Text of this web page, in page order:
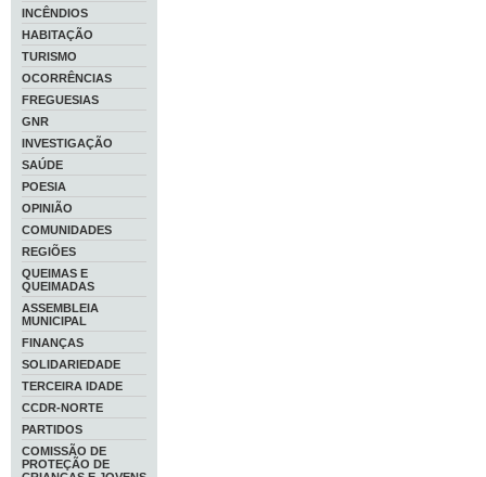
INCÊNDIOS
HABITAÇÃO
TURISMO
OCORRÊNCIAS
FREGUESIAS
GNR
INVESTIGAÇÃO
SAÚDE
POESIA
OPINIÃO
COMUNIDADES
REGIÕES
QUEIMAS E
QUEIMADAS
ASSEMBLEIA
MUNICIPAL
FINANÇAS
SOLIDARIEDADE
TERCEIRA IDADE
CCDR-NORTE
PARTIDOS
COMISSÃO DE
PROTEÇÃO DE